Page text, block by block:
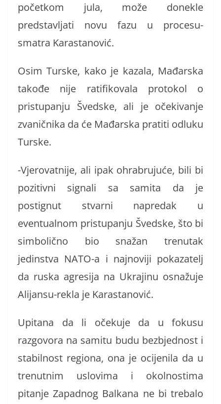
početkom jula, može donekle
predstavljati novu fazu u procesu-
smatra Karastanović.
Osim Turske, kako je kazala, Mađarska
takođe nije ratifikovala protokol o
pristupanju Švedske, ali je očekivanje
zvaničnika da će Mađarska pratiti odluku
Turske.
-Vjerovatnije, ali ipak ohrabrujuće, bili bi
pozitivni signali sa samita da je
postignut stvarni napredak u
eventualnom pristupanju Švedske, što bi
simbolično bio snažan trenutak
jedinstva NATO-a i najnoviji pokazatelj
da ruska agresija na Ukrajinu osnažuje
Alijansu-rekla je Karastanović.
Upitana da li očekuje da u fokusu
razgovora na samitu budu bezbjednost i
stabilnost regiona, ona je ocijenila da u
trenutnim uslovima i okolnostima
pitanje Zapadnog Balkana ne bi trebalo